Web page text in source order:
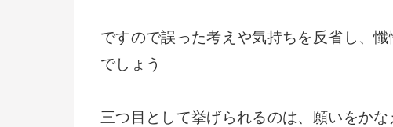
ですので誤った考えや気持ちを反省し、
でしょう
三つ目として挙げられるのは、願いをか